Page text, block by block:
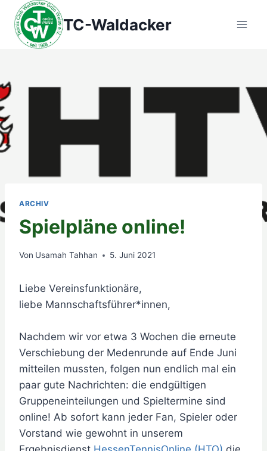
Zum
Inhalt
springen
TC-Waldacker
ARCHIV
Spielpläne online!
Von Usamah Tahhan 5. Juni 2021
Liebe Vereinsfunktionäre,
liebe Mannschaftsführer*innen,
Nachdem wir vor etwa 3 Wochen die erneute
Verschiebung der Medenrunde auf Ende Juni
mitteilen mussten, folgen nun endlich mal ein
paar gute Nachrichten: die endgültigen
Gruppeneinteilungen und Spieltermine sind
online! Ab sofort kann jeder Fan, Spieler oder
Vorstand wie gewohnt in unserem